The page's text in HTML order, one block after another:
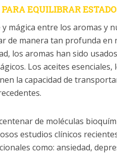
EQUILIBRAR
mágica entre los aromas y
de manera tan profunda en
los aromas han sido
Los aceites
la capacidad de
de moléculas
estudios clínicos
como: ansiedad,